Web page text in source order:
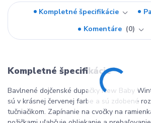
Kompletné špecifikácie
Komentáre
0
Kompletné špecifikácie
Bavlnené dojčenské dupačky New Baby
sú v krásnej červenej farbe a sú zdobené
tučniačikom. Zapínanie na cvočky na